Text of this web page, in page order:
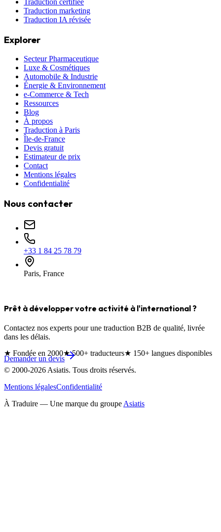
Traduction marketing
Traduction IA révisée
Explorer
Secteur Pharmaceutique
Luxe & Cosmétiques
Automobile & Industrie
Énergie & Environnement
e-Commerce & Tech
Ressources
Blog
À propos
Traduction à Paris
Île-de-France
Devis gratuit
Estimateur de prix
Contact
Mentions légales
Confidentialité
Nous contacter
+33 1 84 25 78 79
Paris, France
Prêt à développer votre activité à l'international ?
Contactez nos experts pour une traduction B2B de qualité, livrée
dans les délais.
Demander un devis
★ Fondée en 2000★500+ traducteurs★ 150+ langues disponibles
© 2000-2026 Asiatis. Tous droits réservés.
Mentions légalesConfidentialité
À Traduire — Une marque du groupe Asiatis